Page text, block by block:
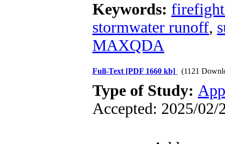
Keywords:
stormwater runoff,
MAXQDA
Full-Text [PDF 1660 kb] (1121
Type of Study:
Accepted: 2025/02/